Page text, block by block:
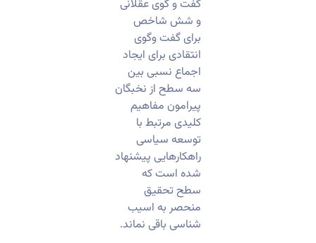
گفت و گوی عقلانی
و شش شاخص
برای گفت وگوی
انتقادی برای ایجاد
اجماع نسبی بین
سه سطح از نخبگان
پیرامون مفاهیم
کلیدی مرتبط با
توسعه سیاسی
راهکارهایی پیشنهاد
شده است که
سطح تحقیق
منحصر به اسیب
شناسی باقی نماند.